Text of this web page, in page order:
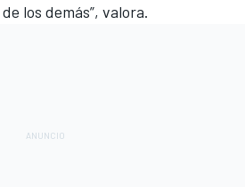
los demás”, valora.